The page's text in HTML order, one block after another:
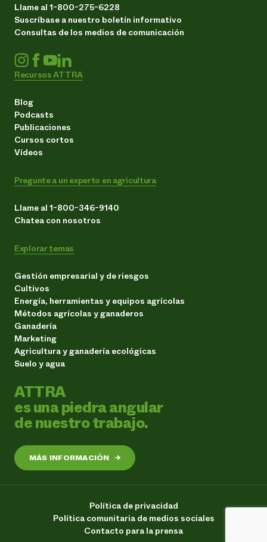
Llame al 1-800-275-6228
Suscríbase a nuestro boletín informativo
Consultas de los medios de comunicación
Recursos ATTRA
Blog
Podcasts
Publicaciones
Cursos cortos
Vídeos
Pregunte a un experto en agricultura
Llame al 1-800-346-9140
Chatea con nosotros
Explorar temas
Gestión empresarial y de riesgos
Cultivos
Energía, herramientas y equipos agrícolas
Métodos agrícolas y ganaderos
Ganadería
Marketing
Agricultura y ganadería ecológicas
Suelo y agua
ATTRA
es una piedra angular
de nuestro trabajo.
MÁS INFORMACIÓN →
Política de privacidad
Política comunitaria de medios sociales
Contacto para la prensa